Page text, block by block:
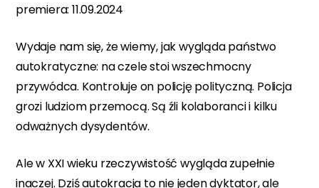
premiera: 11.09.2024
Wydaje nam się, że wiemy, jak wygląda państwo
autokratyczne: na czele stoi wszechmocny
przywódca. Kontroluje on policję polityczną. Policja
grozi ludziom przemocą. Są źli kolaboranci i kilku
odważnych dysydentów.
Ale w XXI wieku rzeczywistość wygląda zupełnie
inaczej. Dziś autokracja to nie jeden dyktator, ale